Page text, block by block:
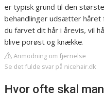
er typisk grund til den
behandlinger udsætter håret
du farvet dit hår i årevis, vil
blive porøst og knække.
Anmodning om fjernelse
Se det fulde svar på nicehair.dk
Hvor ofte skal